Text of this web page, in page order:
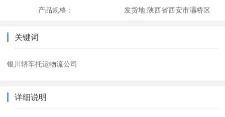
产品规格： 发货地:陕西省西安市灞桥区
关键词
银川轿车托运物流公司
详细说明